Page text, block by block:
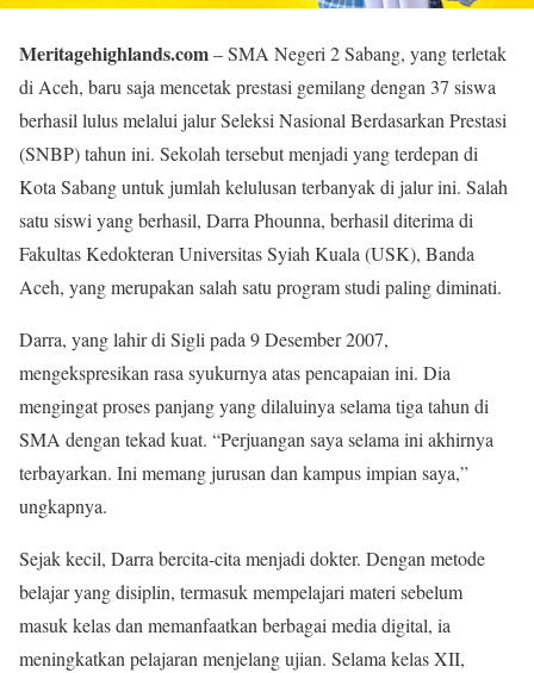
Meritagehighlands.com– SMA Negeri 2 Sabang, yang terletak
di Aceh, baru saja mencetak prestasi gemilang dengan 37 siswa
berhasil lulus melalui jalur Seleksi Nasional Berdasarkan Prestasi
(SNBP) tahun ini. Sekolah tersebut menjadi yang terdepan di
Kota Sabang untuk jumlah kelulusan terbanyak di jalur ini. Salah
satu siswi yang berhasil, Darra Phounna, berhasil diterima di
Fakultas Kedokteran Universitas Syiah Kuala (USK), Banda
Aceh, yang merupakan salah satu program studi paling diminati.
Darra, yang lahir di Sigli pada 9 Desember 2007,
mengekspresikan rasa syukurnya atas pencapaian ini. Dia
mengingat proses panjang yang dilaluinya selama tiga tahun di
SMA dengan tekad kuat. “Perjuangan saya selama ini akhirnya
terbayarkan. Ini memang jurusan dan kampus impian saya,”
ungkapnya.
Sejak kecil, Darra bercita-cita menjadi dokter. Dengan metode
belajar yang disiplin, termasuk mempelajari materi sebelum
masuk kelas dan memanfaatkan berbagai media digital, ia
meningkatkan pelajaran menjelang ujian. Selama kelas XII,